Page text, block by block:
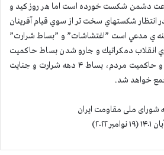
دشمن شکست خورده است اما هر روز کید و
انتظار شكستهاي سخت تر از سوي قيام آفرينان
ي مدعي است ”اغتشاشات” و ”بساط شرارت”
انقلاب دمكراتيك و جارو شدن بساط حاكميت
آخوندها و استقرار دمكراسي و حاكميت مردم، بساط ۴ دهه شرارت و جنايت
خواهد شد.
شورای ملی مقاومت ایران